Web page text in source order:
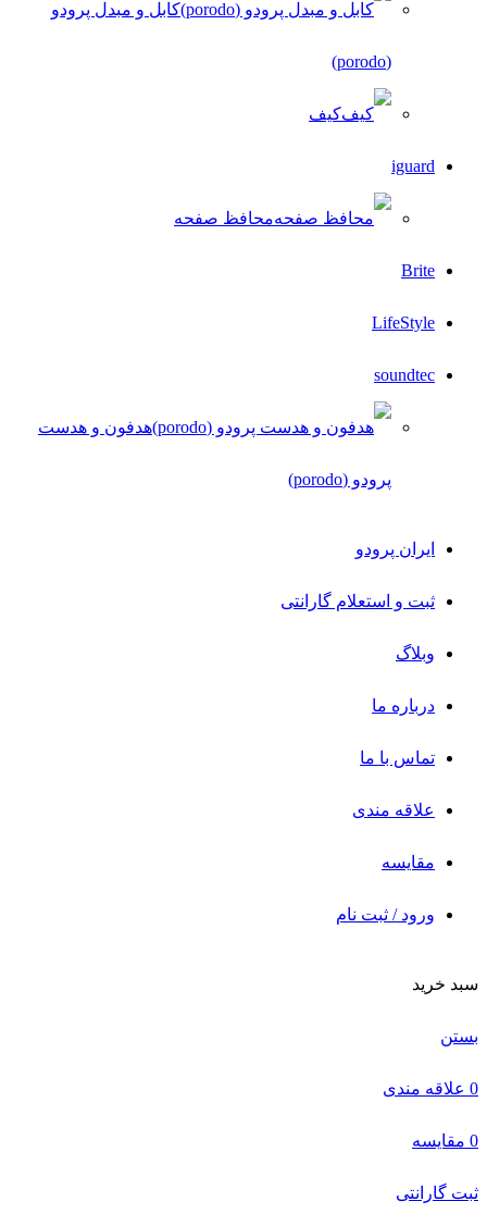
کابل و مبدل پرودو
(porodo)
کیف
iguard
محافظ صفحه
Brite
LifeStyle
soundtec
هدفون و هدست
پرودو (porodo)
ایران پرودو
ثبت و استعلام گارانتی
وبلاگ
درباره ما
تماس با ما
علاقه مندی
مقایسه
ورود / ثبت نام
سبد خرید
بستن
0 علاقه مندی
0 مقایسه
ثبت گارانتی